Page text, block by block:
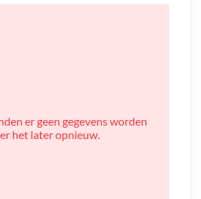
er geen gegevens worden
het later opnieuw.